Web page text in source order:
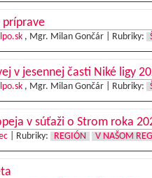
príprave
, Mgr. Milan Gončár | Rubriky:
v jesennej časti Niké ligy
, Mgr. Milan Gončár | Rubriky:
v súťaži o Strom roka
| Rubriky: REGIÓN V NAŠOM